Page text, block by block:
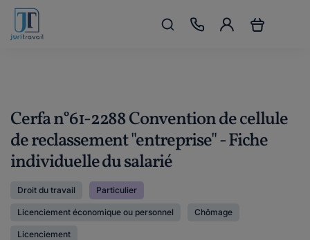
Cerfa n°61-2288 Convention de cellule
de reclassement "entreprise" - Fiche
individuelle du salarié
Droit du travail Particulier
Licenciement économique ou personnel Chômage
Licenciement